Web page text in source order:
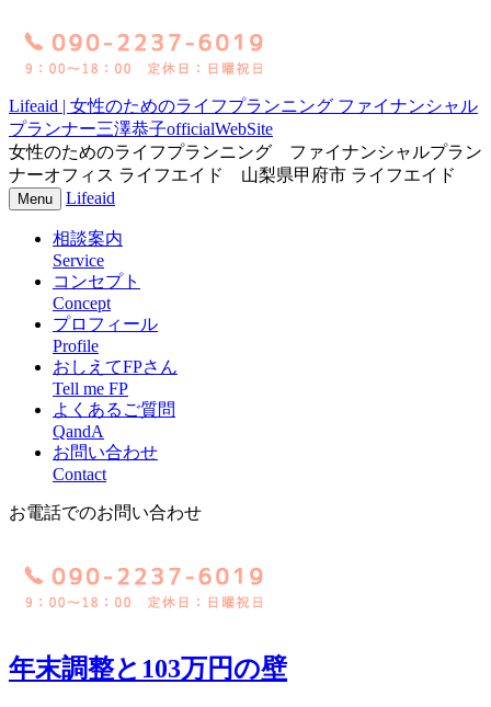
Lifeaid | 女性のためのライフプランニング ファイナンシャル
プランナー三澤恭子officialWebSite
女性のためのライフプランニング ファイナンシャルプラン
ナーオフィス ライフエイド 山梨県甲府市 ライフエイド
ナ
Menu Lifeaid
相談案内
Service
コンセプト
Concept
プロフィール
Profile
おしえてFPさん
Tell me FP
よくあるご質問
QandA
お問い合わせ
Contact
お電話でのお問い合わせ
年末調整と103万円の壁